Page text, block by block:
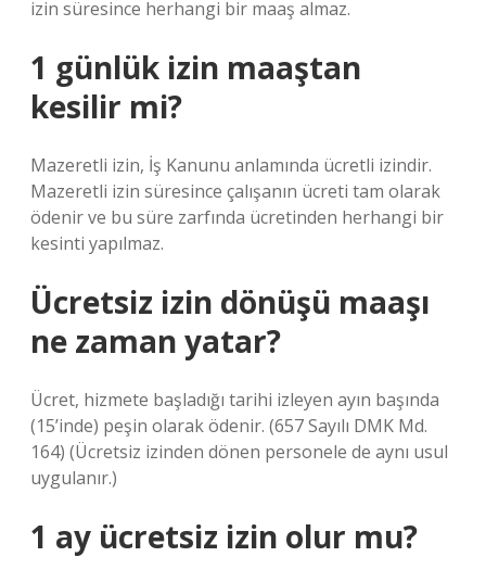
izin süresince herhangi bir maaş almaz.
1 günlük izin maaştan
kesilir mi?
Mazeretli izin, İş Kanunu anlamında ücretli izindir.
Mazeretli izin süresince çalışanın ücreti tam olarak
ödenir ve bu süre zarfında ücretinden herhangi bir
kesinti yapılmaz.
Ücretsiz izin dönüşü maaşı
ne zaman yatar?
Ücret, hizmete başladığı tarihi izleyen ayın başında
(15’inde) peşin olarak ödenir. (657 Sayılı DMK Md.
164) (Ücretsiz izinden dönen personele de aynı usul
uygulanır.)
1 ay ücretsiz izin olur mu?